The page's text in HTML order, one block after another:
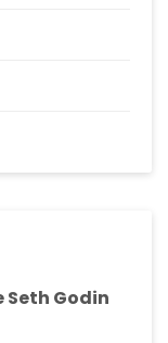
Seth Godin